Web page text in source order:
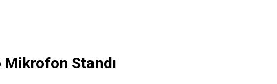
Standı